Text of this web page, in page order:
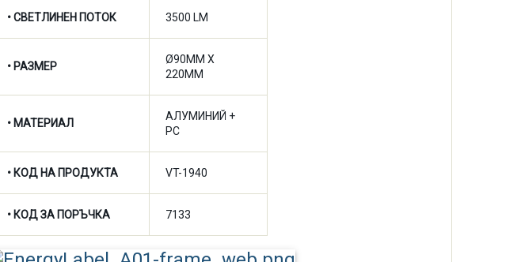
•СВЕТЛИНЕН ПОТОК 3500 LM
• РАЗМЕР
Ø90MM X
220MM
• МАТЕРИАЛ
АЛУМИНИЙ +
PC
• КОД НА ПРОДУКТА VT-1940
• КОД ЗА ПОРЪЧКА 7133